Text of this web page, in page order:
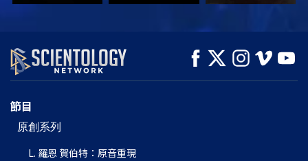
觀看 探索系列節目
節目
原創系列
L. 羅恩 賀伯特：原音重現